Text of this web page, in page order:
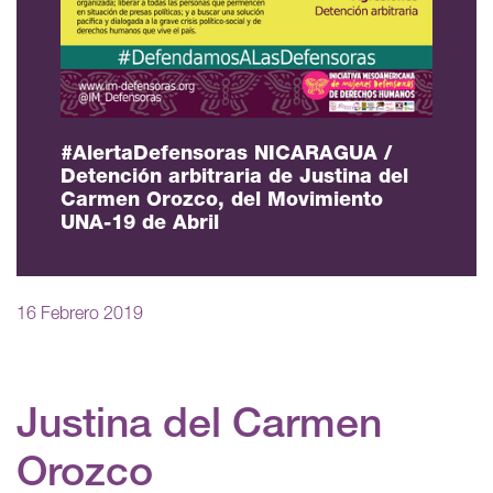
#AlertaDefensoras NICARAGUA /
Detención arbitraria de Justina del
Carmen Orozco, del Movimiento
UNA-19 de Abril
16 Febrero 2019
Justina del Carmen
Orozco